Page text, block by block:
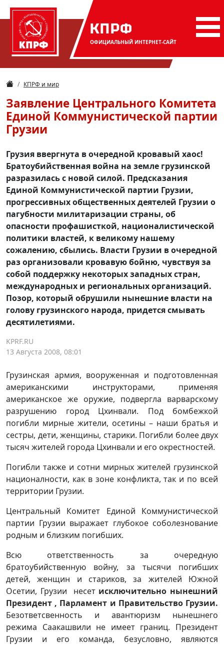
КПРФ
ОФИЦИАЛЬНЫЙ ИНТЕРНЕТ-САЙТ
КПРФ и мир
Заявление Центрального Комитета
Единой Коммунистической партии
Грузии
Грузия ввергнута в очередной кровавый хаос!
Братоубийственная война на земле грузинской
разразилась с новой силой. Предсказания
Единой Коммунистической партии Грузии,
прогрессивных общественных деятелей Грузии о
пагубности милитаризации страны, об
опасности профашисткой, националистической
политики властей, к великому нашему
сожалению, сбылись. Власти Грузии в очередной
раз организовали кровавую бойню, чувствуя за
собой поддержку некоторых западных стран,
международных и региональных организаций.
Позор, который обрушили нынешние власти на
голову грузинского народа, придется смывать
десятилетиями.
KPRF.RU
13 Августа 2008, 08:01
Грузинская армия, вооруженная и подготовленная
американскими инструкторами, применяя
американское же оружие, подвергла варварскому
разрушению город Цхинвали. Под бомбежкой
погибли мирные жители, осетины – наши братья и
сестры, дети, женщины, старики. Погибли более двух
тысяч жителей города Цхинвали и его окрестностей.
Погибли также и сотни мирных жителей грузинской
националности, как в зоне конфликта, так и по всей
территории Грузии.
Центральный Комитет Единой Коммунистической
партии Грузии выражает глубокое соболезнование
родным и близким погибших.
Всю ответственность за очередную
братоубийственную войну, за тысячи погибших
детей, женщин и стариков, за жителей Южной
Осетии, Грузии несет исключительно нынешний
Президент , Парламент и Правительство Грузии.
Безответсвенность и авантюризм нынешнего
режима Саакашвили не имеет границ. Президент
Грузии и его команда, безусловно, являются